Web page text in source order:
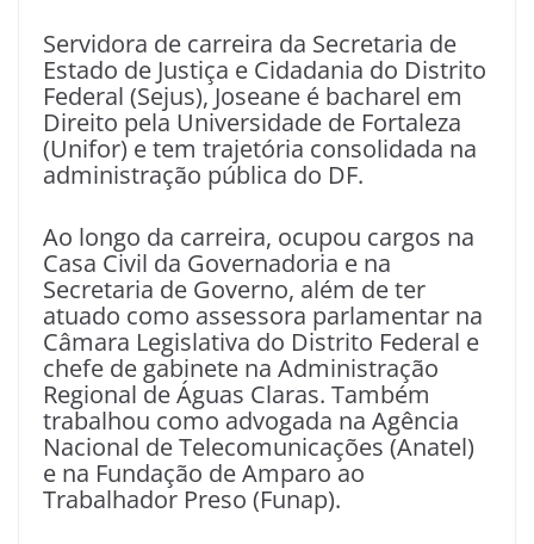
Servidora de carreira da Secretaria de
Estado de Justiça e Cidadania do Distrito
Federal (Sejus), Joseane é bacharel em
Direito pela Universidade de Fortaleza
(Unifor) e tem trajetória consolidada na
administração pública do DF.
Ao longo da carreira, ocupou cargos na
Casa Civil da Governadoria e na
Secretaria de Governo, além de ter
atuado como assessora parlamentar na
Câmara Legislativa do Distrito Federal e
chefe de gabinete na Administração
Regional de Águas Claras. Também
trabalhou como advogada na Agência
Nacional de Telecomunicações (Anatel)
e na Fundação de Amparo ao
Trabalhador Preso (Funap).